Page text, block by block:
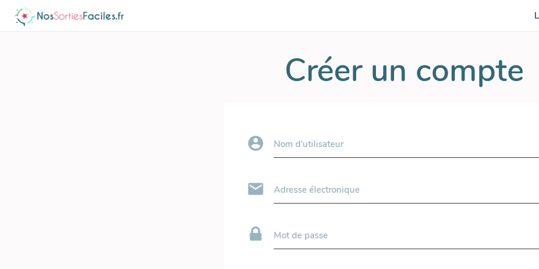
Créer un compte
Nom d'utilisateur
Adresse électronique
Mot de passe